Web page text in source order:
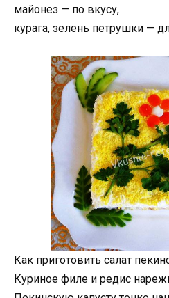
майонез — по вкусу,
курага, зелень петрушки —
Как приготовить салат
Куриное филе и редис